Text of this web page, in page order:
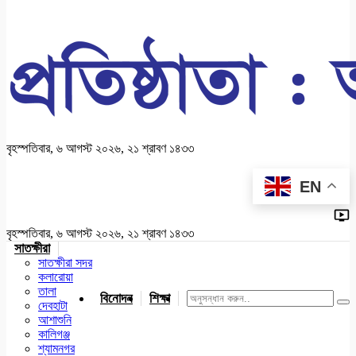
বৃহস্পতিবার, ৬ আগস্ট ২০২৬, ২১ শ্রাবণ ১৪৩৩
EN
বৃহস্পতিবার, ৬ আগস্ট ২০২৬, ২১ শ্রাবণ ১৪৩৩
সাতক্ষীরা
সাতক্ষীরা সদর
কলারোয়া
তালা
দেবহাটা
আশাশুনি
কালিগঞ্জ
শ্যামনগর
বিনোদন শিক্ষা খেলাধুলা জাতীয় যশোর